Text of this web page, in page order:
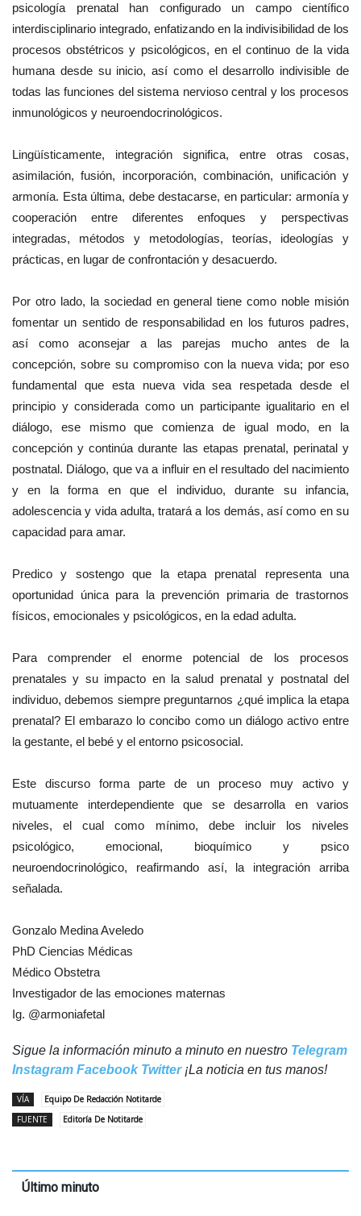
psicología prenatal han configurado un campo científico
interdisciplinario integrado, enfatizando en la indivisibilidad de los
procesos obstétricos y psicológicos, en el continuo de la vida
humana desde su inicio, así como el desarrollo indivisible de
todas las funciones del sistema nervioso central y los procesos
inmunológicos y neuroendocrinológicos.
Lingüísticamente, integración significa, entre otras cosas,
asimilación, fusión, incorporación, combinación, unificación y
armonía. Esta última, debe destacarse, en particular: armonía y
cooperación entre diferentes enfoques y perspectivas
integradas, métodos y metodologías, teorías, ideologías y
prácticas, en lugar de confrontación y desacuerdo.
Por otro lado, la sociedad en general tiene como noble misión
fomentar un sentido de responsabilidad en los futuros padres,
así como aconsejar a las parejas mucho antes de la
concepción, sobre su compromiso con la nueva vida; por eso
fundamental que esta nueva vida sea respetada desde el
principio y considerada como un participante igualitario en el
diálogo, ese mismo que comienza de igual modo, en la
concepción y continúa durante las etapas prenatal, perinatal y
postnatal. Diálogo, que va a influir en el resultado del nacimiento
y en la forma en que el individuo, durante su infancia,
adolescencia y vida adulta, tratará a los demás, así como en su
capacidad para amar.
Predico y sostengo que la etapa prenatal representa una
oportunidad única para la prevención primaria de trastornos
físicos, emocionales y psicológicos, en la edad adulta.
Para comprender el enorme potencial de los procesos
prenatales y su impacto en la salud prenatal y postnatal del
individuo, debemos siempre preguntarnos ¿qué implica la etapa
prenatal? El embarazo lo concibo como un diálogo activo entre
la gestante, el bebé y el entorno psicosocial.
Este discurso forma parte de un proceso muy activo y
mutuamente interdependiente que se desarrolla en varios
niveles, el cual como mínimo, debe incluir los niveles
psicológico, emocional, bioquímico y psico
neuroendocrinológico, reafirmando así, la integración arriba
señalada.
Gonzalo Medina Aveledo
PhD Ciencias Médicas
Médico Obstetra
Investigador de las emociones maternas
Ig. @armoniafetal
Sigue la información minuto a minuto en nuestro Telegram
Instagram Facebook Twitter¡La noticia en tus manos!
VÍA
Equipo De Redacción Notitarde
FUENTE
Editoría De Notitarde
Último minuto